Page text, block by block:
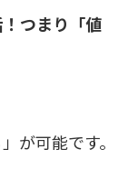
つまり「値
が可能です。